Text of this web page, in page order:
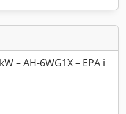
– AH-6WG1X – EPA i